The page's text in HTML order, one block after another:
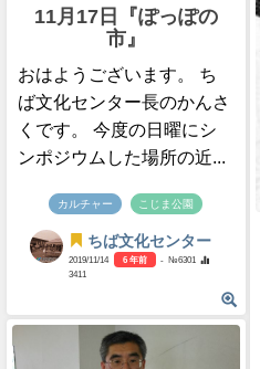
11月17日『ぽっぽの
市』
おはようございます。 ち
ば文化センター長のかんさ
くです。 今度の日曜にシ
ンポジウムした場所の近...
カルチャー こじま公園
ちば文化センター
2019/11/14 6 年前
- №6301
3411